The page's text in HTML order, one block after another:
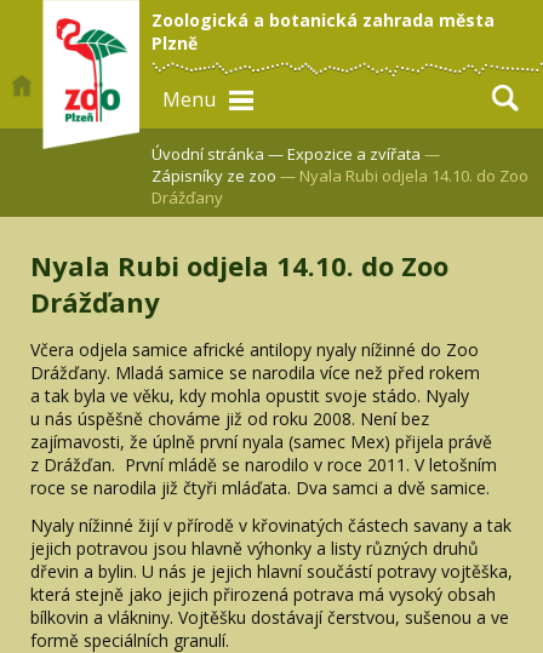
Zoologická a botanická zahrada města
Plzně
Menu
Úvodní stránka —Expozice a zvířata —
Zápisníky ze zoo — Nyala Rubi odjela 14.10. do Zoo
Drážďany
Nyala Rubi odjela 14.10. do Zoo
Drážďany
Včera odjela samice africké antilopy nyaly nížinné do Zoo
Drážďany. Mladá samice se narodila více než před rokem
a tak byla ve věku, kdy mohla opustit svoje stádo. Nyaly
u nás úspěšně chováme již od roku 2008. Není bez
zajímavosti, že úplně první nyala (samec Mex) přijela právě
z Drážďan. První mládě se narodilo v roce 2011. V letošním
roce se narodila již čtyři mláďata. Dva samci a dvě samice.
Nyaly nížinné žijí v přírodě v křovinatých částech savany a tak
jejich potravou jsou hlavně výhonky a listy různých druhů
dřevin a bylin. U nás je jejich hlavní součástí potravy vojtěška,
která stejně jako jejich přirozená potrava má vysoký obsah
bílkovin a vlákniny. Vojtěšku dostávají čerstvou, sušenou a ve
formě speciálních granulí.